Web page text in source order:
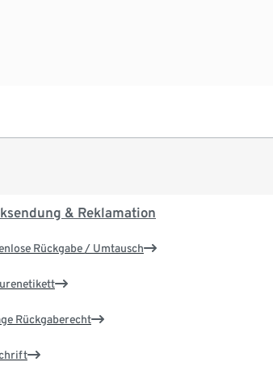
& Reklamation
Rückgabe / Umtausch
Rückgaberecht